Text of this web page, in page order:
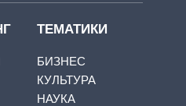
ТЕМАТИКИ
БИЗНЕС
КУЛЬТУРА
НАУКА